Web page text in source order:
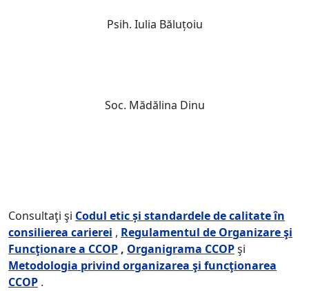
Psih. Iulia Băluțoiu
Soc. Mădălina Dinu
Consultaţi şi Codul etic şi standardele de calitate în
consilierea carierei , Regulamentul de Organizare şi
Funcţionare a CCOP, Organigrama CCOPşi
Metodologia privind organizarea şi funcţionarea
CCOP .